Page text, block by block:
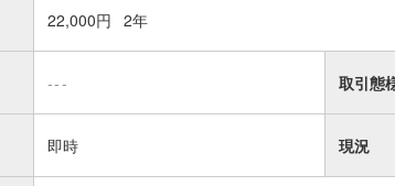
22,000円 2年
--- 取引態
即時 現況